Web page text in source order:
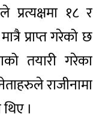
प्रत्यक्षमा १८ र
प्राप्त गरेको छ
तयारी गरेका
राजीनामा
।